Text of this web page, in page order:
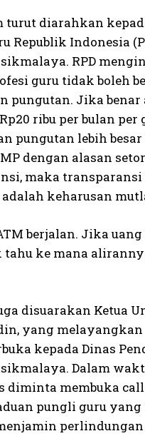
turut diarahkan
Republik Indonesia
RPD
guru tidak boleh
pungutan. Jika benar
ribu per bulan per
pungutan lebih
dengan alasan
maka transparansi
keharusan
berjalan. Jika
ke mana
disuarakan Ketua
yang melayangkan
kepada Dinas
Dalam
diminta membuka
pungli guru yang